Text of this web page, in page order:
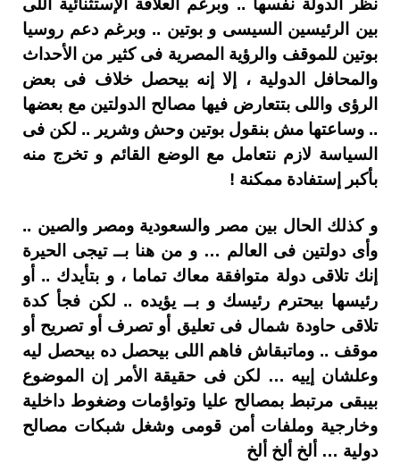
نظر الدولة نفسها .. وبرغم العلاقة الإستثنائية اللى
بين الرئيسين السيسى و بوتين .. وبرغم دعم روسيا
بوتين للموقف والرؤية المصرية فى كثير من الأحداث
والمحافل الدولية ، إلا إنه بيحصل خلاف فى بعض
الرؤى واللى بتتعارض فيها مصالح الدولتين مع بعضها
.. وساعتها مش بنقول بوتين وحش وشرير .. لكن فى
السياسة لازم نتعامل مع الوضع القائم و تخرج منه
بأكبر إستفادة ممكنة !
و كذلك الحال بين مصر والسعودية ومصر والصين ..
وأى دولتين فى العالم … و من هنا بــ تيجى الحيرة
إنك تلاقى دولة متوافقة معاك تماما ، و بتأيدك .. أو
رئيسها بيحترم رئيسك و بــ يؤيده .. لكن فجأ كدة
تلاقى حاودة شمال فى تعليق أو تصرف أو تصريح أو
موقف .. وماتبقاش فاهم اللى بيحصل ده بيحصل ليه
وعلشان إييه … لكن فى حقيقة الأمر إن الموضوع
بيبقى مرتبط بمصالح عليا وتواؤمات وضغوط داخلية
وخارجية وملفات أمن قومى وشغل شبكات مصالح
دولية … ألخ ألخ ألخ